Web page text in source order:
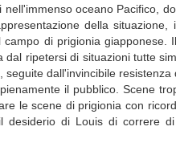
oceano Pacifico,
della
di prigionia giapponese.
ripetersi di situazioni tutte
dall'invincibile
il pubblico. Scene
le scene di prigionia con
di Louis di correre